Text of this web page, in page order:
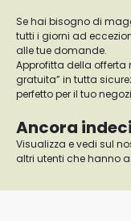
Se hai bisogno di
tutti i giorni ad
alle tue domande.
Approfitta della offerta
gratuita” in tutta
perfetto per il tuo
Ancora
Visualizza e vedi sul
altri utenti che hanno